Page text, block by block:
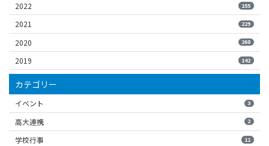
2022 155
2021 229
2020 268
2019 142
カテゴリー
イベント 3
高大連携 2
学校行事 11